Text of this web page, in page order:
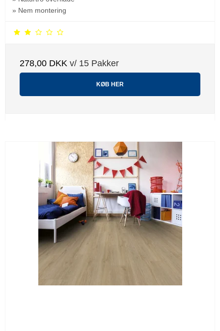
» Nem montering
278,00 DKK v/ 15 Pakker
KØB HER